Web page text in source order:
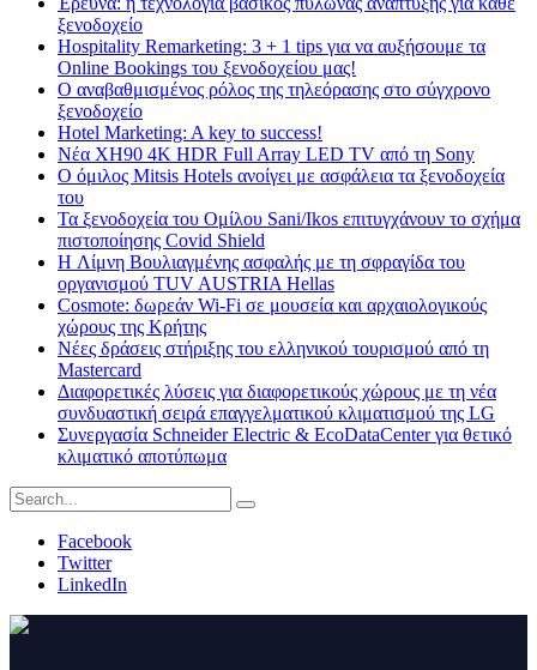
ξενοδοχείο
Hospitality Remarketing: 3 + 1 tips για να αυξήσουμε τα
Online Bookings του ξενοδοχείου μας!
Ο αναβαθμισμένος ρόλος της τηλεόρασης στο σύγχρονο
ξενοδοχείο
Hotel Marketing: A key to success!
Νέα XH90 4K HDR Full Array LED TV από τη Sony
Ο όμιλος Mitsis Hotels ανοίγει με ασφάλεια τα ξενοδοχεία
του
Τα ξενοδοχεία του Ομίλου Sani/Ikos επιτυγχάνουν το σχήμα
πιστοποίησης Covid Shield
H Λίμνη Βουλιαγμένης ασφαλής με τη σφραγίδα του
οργανισμού TUV AUSTRIA Hellas
Cosmote: δωρεάν Wi-Fi σε μουσεία και αρχαιολογικούς
χώρους της Κρήτης
Νέες δράσεις στήριξης του ελληνικού τουρισμού από τη
Mastercard
Διαφορετικές λύσεις για διαφορετικούς χώρους με τη νέα
συνδυαστική σειρά επαγγελματικού κλιματισμού της LG
Συνεργασία Schneider Electric & EcoDataCenter για θετικό
κλιματικό αποτύπωμα
Facebook
Twitter
LinkedIn